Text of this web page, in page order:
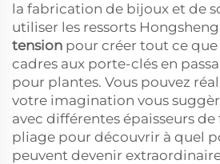
la fabrication de bijoux et de
utiliser les ressorts Hongsheng
tension pour créer tout ce que
cadres aux porte-clés en
pour plantes. Vous pouvez
votre imagination vous
avec différentes épaisseurs de
pliage pour découvrir à quel
peuvent devenir